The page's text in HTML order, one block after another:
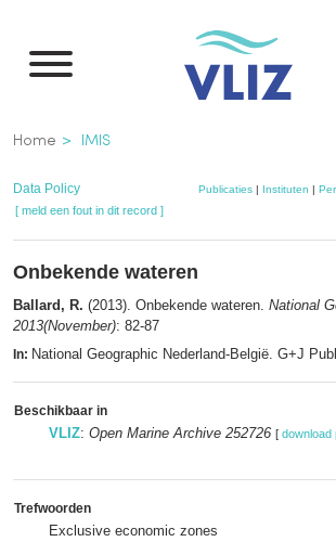
naar
inhoud
gaan
Kruimelpad
Home IMIS
Data Policy Publicaties | Instituten |
[ meld een fout in dit record ]
Onbekende wateren
Ballard, R. (2013). Onbekende wateren. National
2013(November): 82-87
In: National Geographic Nederland-België. G+J
Beschikbaar in
VLIZ: Open Marine Archive 252726 [ download
Trefwoorden
Exclusive economic zones